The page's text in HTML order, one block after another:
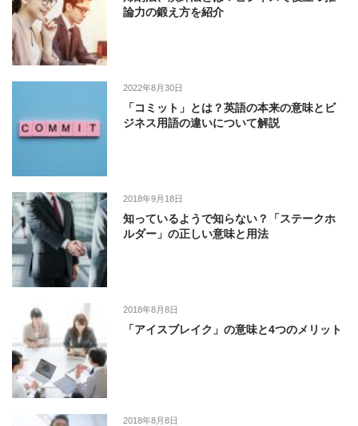
論力の鍛え方を紹介
2022年8月30日
「コミット」とは？英語の本来の意味とビ
ジネス用語の違いについて解説
2018年9月18日
知っているようで知らない？「ステークホ
ルダー」の正しい意味と用法
2018年8月8日
「アイスブレイク」の意味と4つのメリット
2018年8月8日